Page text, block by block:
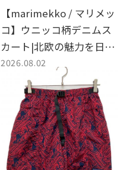
【marimekko / マリメッ
コ】ウニッコ柄デニムス
カート|北欧の魅力を日常
に落とし込む存在感抜群
のデニムアイテムが入荷
2026.08.02